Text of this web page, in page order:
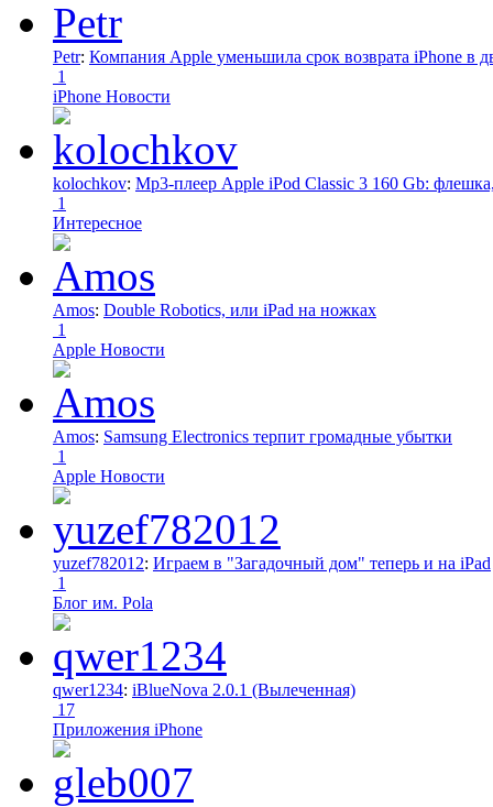
Petr: Компания Apple уменьшила срок возврата iPhone в
1
iPhone Новости
kolochkov: Mp3-плеер Apple iPod Classic 3 160 Gb:
1
Интересное
Amos: Double Robotics, или iPad на ножках
1
Apple Новости
Amos: Samsung Electronics терпит громадные убытки
1
Apple Новости
yuzef782012: Играем в "Загадочный дом" теперь и на iPad
1
Блог им. Pola
qwer1234: iBlueNova 2.0.1 (Вылеченная)
17
Приложения iPhone